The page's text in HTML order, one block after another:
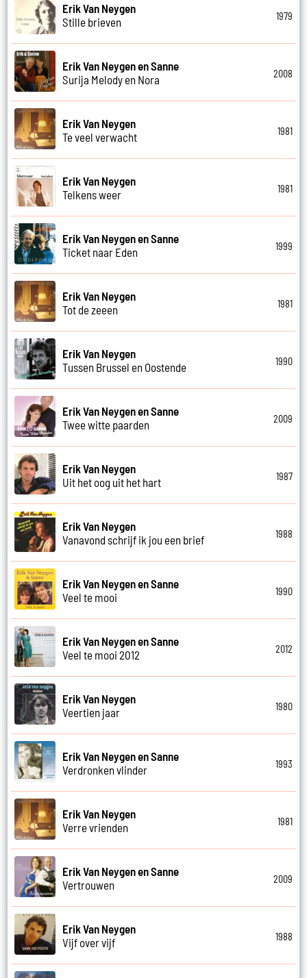
Erik Van Neygen
Stille brieven
1979
Erik Van Neygen en Sanne
Surija Melody en Nora
2008
Erik Van Neygen
Te veel verwacht
1981
Erik Van Neygen
Telkens weer
1981
Erik Van Neygen en Sanne
Ticket naar Eden
1999
Erik Van Neygen
Tot de zeeen
1981
Erik Van Neygen
Tussen Brussel en Oostende
1990
Erik Van Neygen en Sanne
Twee witte paarden
2009
Erik Van Neygen
Uit het oog uit het hart
1987
Erik Van Neygen
Vanavond schrijf ik jou een brief
1988
Erik Van Neygen en Sanne
Veel te mooi
1990
Erik Van Neygen en Sanne
Veel te mooi 2012
2012
Erik Van Neygen
Veertien jaar
1980
Erik Van Neygen en Sanne
Verdronken vlinder
1993
Erik Van Neygen
Verre vrienden
1981
Erik Van Neygen en Sanne
Vertrouwen
2009
Erik Van Neygen
Vijf over vijf
1988